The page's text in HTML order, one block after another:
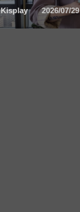
Kisplay 2026/07/29